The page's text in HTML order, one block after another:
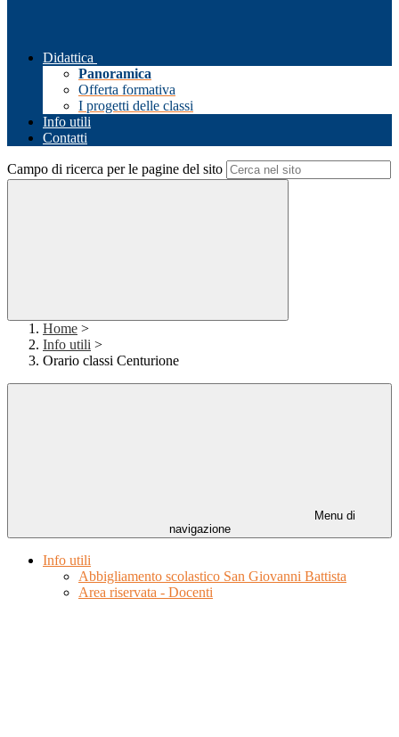
Didattica
Panoramica
Offerta formativa
I progetti delle classi
Info utili
Contatti
Campo di ricerca per le pagine del sito
Home >
Info utili >
Orario classi Centurione
Menu di
navigazione
Info utili
Abbigliamento scolastico San Giovanni Battista
Area riservata - Docenti